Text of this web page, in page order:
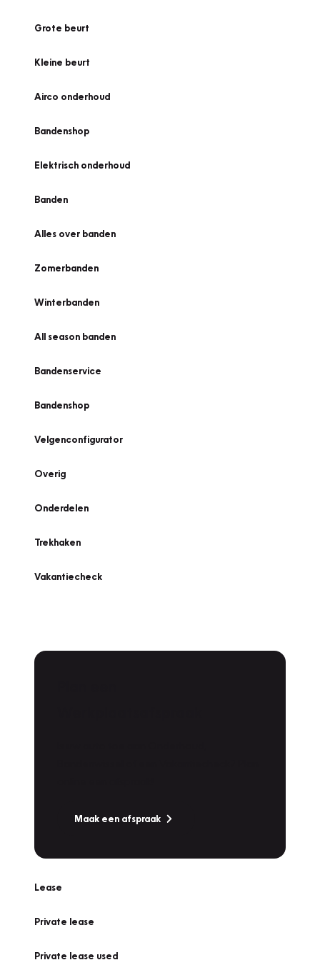
Grote beurt
Kleine beurt
Airco onderhoud
Bandenshop
Elektrisch onderhoud
Banden
Alles over banden
Zomerbanden
Winterbanden
All season banden
Bandenservice
Bandenshop
Velgenconfigurator
Overig
Onderdelen
Trekhaken
Vakantiecheck
Maak een afspraak
Lease
Private lease
Private lease used